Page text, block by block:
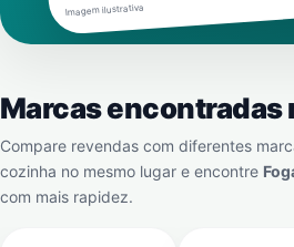
Imagem ilustrativa
Marcas encontradas
Compare revendas com diferentes
cozinha no mesmo lugar e encontre
com mais rapidez.